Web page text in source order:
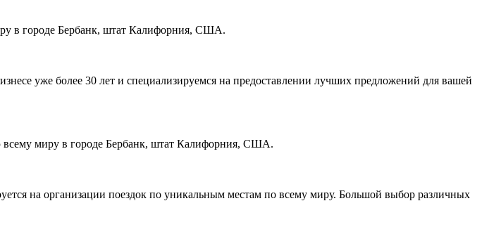
в городе Бербанк, штат Калифорния, США.
уже более 30 лет и специализируемся на предоставлении лучших предложений для вашей
всему миру в городе Бербанк, штат Калифорния, США.
на организации поездок по уникальным местам по всему миру. Большой выбор различных